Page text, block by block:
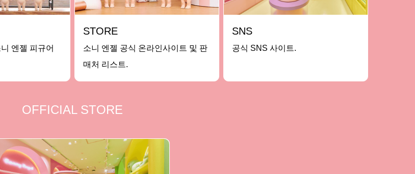
엔젤 피규어
STORE
소니 엔젤 공식 온라인사이트 및 판
매처 리스트.
SNS
공식 SNS 사이트.
OFFICIAL STORE